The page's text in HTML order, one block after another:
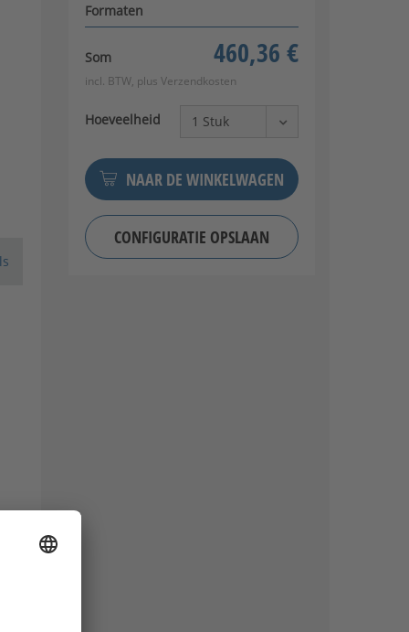
Formaten
Som 460,36 €
incl. BTW, plus Verzendkosten
Hoeveelheid
NAAR DE WINKELWAGEN
CONFIGURATIE OPSLAAN